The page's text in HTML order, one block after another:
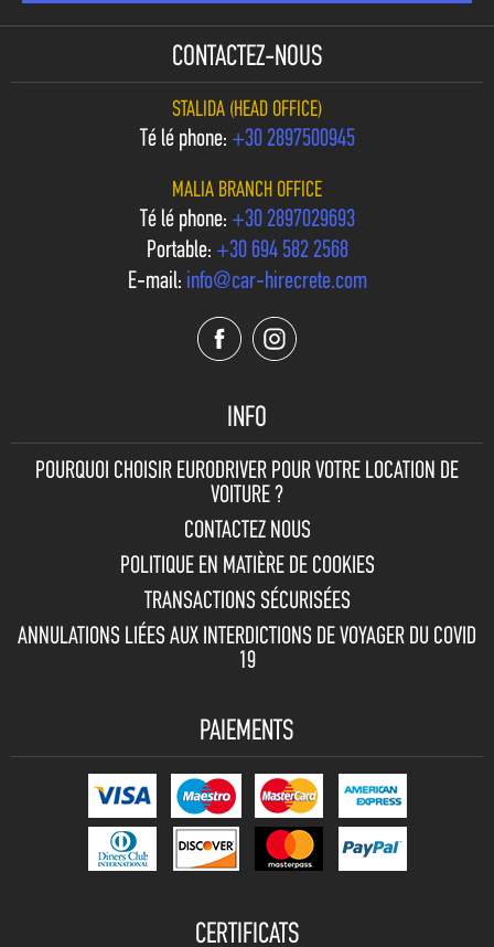
CONTACTEZ-NOUS
STALIDA (HEAD OFFICE)
Téléphone: +30 2897500945
MALIA BRANCH OFFICE
Téléphone: +30 2897029693
Portable: +30 694 582 2568
E-mail: info@car-hirecrete.com
INFO
POURQUOI CHOISIR EURODRIVER POUR VOTRE LOCATION DE
VOITURE ?
CONTACTEZ NOUS
POLITIQUE EN MATIÈRE DE COOKIES
TRANSACTIONS SÉCURISÉES
ANNULATIONS LIÉES AUX INTERDICTIONS DE VOYAGER DU COVID
19
PAIEMENTS
CERTIFICATS